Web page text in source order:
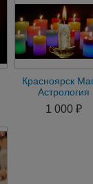
Красноярск
Астрология
Семейный
Любимого1 000 ₽